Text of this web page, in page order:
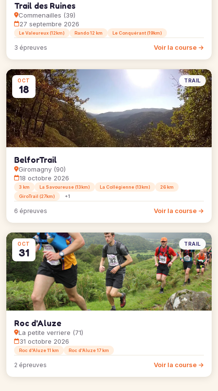
Trail des Ruines
Commenailles (39)
27 septembre 2026
Le Valeureux (12km) Rando 12 km Le Conquérant (19km)
3 épreuves Voir la course →
OCT
18
TRAIL
BelforTrail
Giromagny (90)
18 octobre 2026
3 km La Savoureuse (13km) La Collégienne (13km)
26 km
GiroTrail (27km)
+1
6 épreuves Voir la course →
OCT
31
TRAIL
Roc d'Aluze
La petite verriere (71)
31 octobre 2026
Roc d'Aluze 11 km Roc d'Aluze 17 km
2 épreuves Voir la course →